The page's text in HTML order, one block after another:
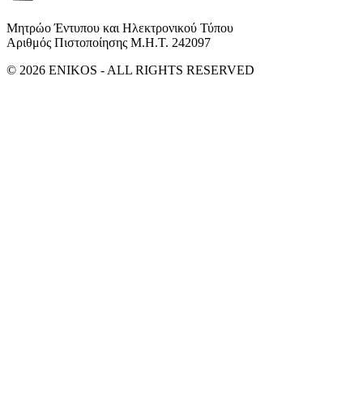
Μητρώο Έντυπου και Ηλεκτρονικού Τύπου
Αριθμός Πιστοποίησης Μ.Η.Τ. 242097
© 2026 ENIKOS - ALL RIGHTS RESERVED